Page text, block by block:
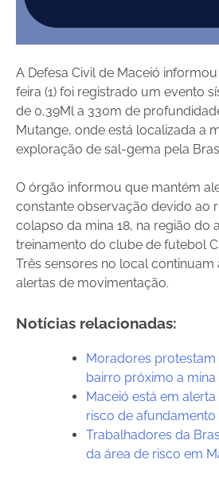
A Defesa Civil de Maceió
feira (1) foi registrado um evento
de 0,39Ml a 330m de
Mutange, onde está localizada a
exploração de sal-gema pela
O órgão informou que mantém
constante observação devido ao
colapso da mina 18, na região do
treinamento do clube de futebol
Três sensores no local continuam
alertas de movimentação.
Notícias relacionadas:
Moradores
bairro próximo a mina
Maceió está em
risco de afundamento
Trabalhadores da
da área de risco em